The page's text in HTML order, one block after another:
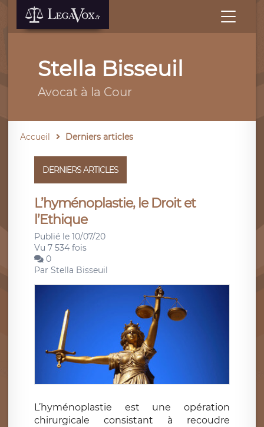
Stella Bisseuil
Avocat à la Cour
Accueil Derniers articles
DERNIERS ARTICLES
L’hyménoplastie, le Droit et
l’Ethique
Publié le 10/07/20
Vu 7 534 fois
0
Par Stella Bisseuil
L’hyménoplastie est une opération
chirurgicale consistant à recoudre